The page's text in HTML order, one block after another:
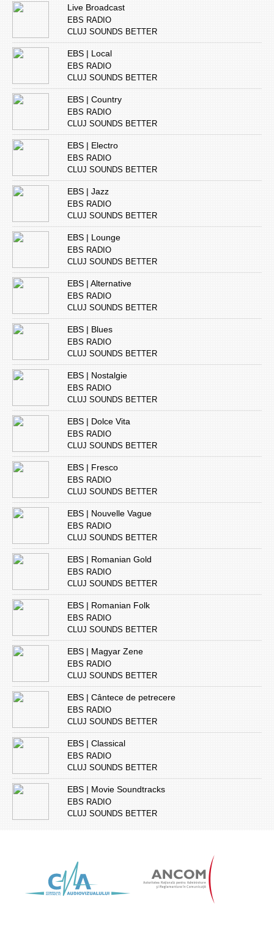
Live Broadcast
EBS RADIO
CLUJ SOUNDS BETTER
EBS | Local
EBS RADIO
CLUJ SOUNDS BETTER
EBS | Country
EBS RADIO
CLUJ SOUNDS BETTER
EBS | Electro
EBS RADIO
CLUJ SOUNDS BETTER
EBS | Jazz
EBS RADIO
CLUJ SOUNDS BETTER
EBS | Lounge
EBS RADIO
CLUJ SOUNDS BETTER
EBS | Alternative
EBS RADIO
CLUJ SOUNDS BETTER
EBS | Blues
EBS RADIO
CLUJ SOUNDS BETTER
EBS | Nostalgie
EBS RADIO
CLUJ SOUNDS BETTER
EBS | Dolce Vita
EBS RADIO
CLUJ SOUNDS BETTER
EBS | Fresco
EBS RADIO
CLUJ SOUNDS BETTER
EBS | Nouvelle Vague
EBS RADIO
CLUJ SOUNDS BETTER
EBS | Romanian Gold
EBS RADIO
CLUJ SOUNDS BETTER
EBS | Romanian Folk
EBS RADIO
CLUJ SOUNDS BETTER
EBS | Magyar Zene
EBS RADIO
CLUJ SOUNDS BETTER
EBS | Cântece de petrecere
EBS RADIO
CLUJ SOUNDS BETTER
EBS | Classical
EBS RADIO
CLUJ SOUNDS BETTER
EBS | Movie Soundtracks
EBS RADIO
CLUJ SOUNDS BETTER